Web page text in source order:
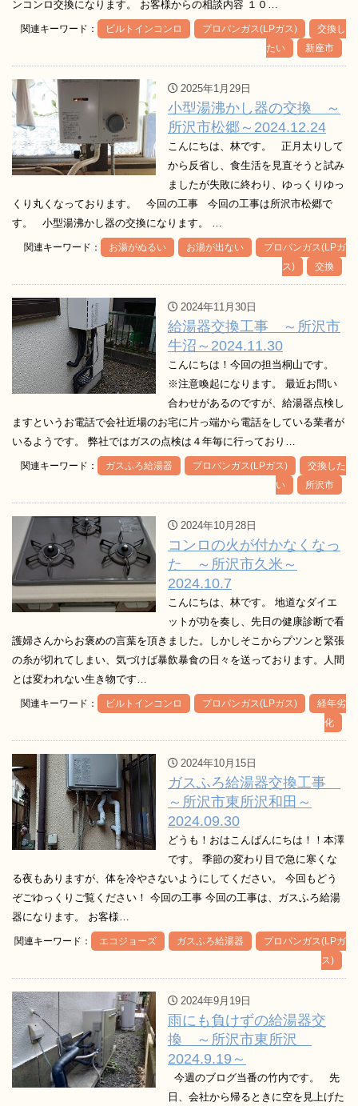
ンコンロ交換になります。 お客様からの相談内容 １０…
関連キーワード： ビルトインコンロ プロパンガス(LPガス)
交換し
たい
新座市
2025年1月29日
小型湯沸かし器の交換 ～
所沢市松郷～2024.12.24
こんにちは、林です。 正月太りして
から反省し、食生活を見直そうと試み
ましたが失敗に終わり、ゆっくりゆっ
くり丸くなっております。 今回の工事 今回の工事は所沢市松郷で
す。 小型湯沸かし器の交換になります。 …
関連キーワード： お湯がぬるい お湯が出ない
プロパンガス(LPガ
ス)
交換
2024年11月30日
給湯器交換工事 ～所沢市
牛沼～2024.11.30
こんにちは！今回の担当桐山です。
※注意喚起になります。 最近お問い
合わせがあるのですが、給湯器点検し
ますというお電話で会社近場のお宅に片っ端から電話をしている業者が
いるようです。 弊社ではガスの点検は４年毎に行っており…
関連キーワード： ガスふろ給湯器 プロパンガス(LPガス)
交換した
い
所沢市
2024年10月28日
コンロの火が付かなくなっ
た ～所沢市久米～
2024.10.7
こんにちは、林です。 地道なダイエ
ットが功を奏し、先日の健康診断で看
護婦さんからお褒めの言葉を頂きました。しかしそこからプツンと緊張
の糸が切れてしまい、気づけば暴飲暴食の日々を送っております。人間
とは変われない生き物です…
関連キーワード： ビルトインコンロ プロパンガス(LPガス)
経年劣
化
2024年10月15日
ガスふろ給湯器交換工事
～所沢市東所沢和田～
2024.09.30
どうも！おはこんばんにちは！！本澤
です。 季節の変わり目で急に寒くな
る夜もありますが、体を冷やさないようにしてください。 今回もどう
ぞごゆっくりご覧ください！ 今回の工事 今回の工事は、ガスふろ給湯
器になります。 お客様…
関連キーワード： エコジョーズ ガスふろ給湯器
プロパンガス(LPガ
ス)
2024年9月19日
雨にも負けずの給湯器交
換 ～所沢市東所沢
2024.9.19～
今週のブログ当番の竹内です。 先
日、会社から帰るときに空を見上げた